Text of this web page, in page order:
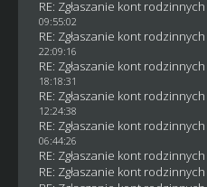
RE: Zgłaszanie kont rodzinnych
09:55:02
RE: Zgłaszanie kont rodzinnych
22:09:16
RE: Zgłaszanie kont rodzinnych
18:18:31
RE: Zgłaszanie kont rodzinnych
12:24:38
RE: Zgłaszanie kont rodzinnych
06:44:26
RE: Zgłaszanie kont rodzinnych
RE: Zgłaszanie kont rodzinnych